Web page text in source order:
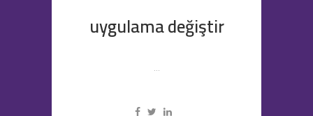
uygulama değiştir
...